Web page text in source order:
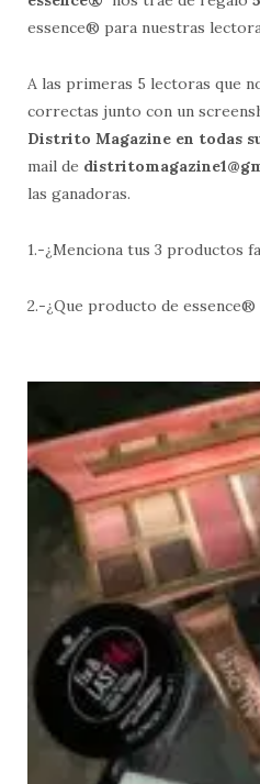
essence® para nuestras
A las primeras 5 lectoras que
correctas junto con un
Distrito Magazine en todas
mail de
las ganadoras.
1.-¿Menciona tus 3 productos
2.-¿Que producto de essence®